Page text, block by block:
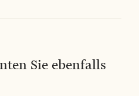
Sie ebenfalls